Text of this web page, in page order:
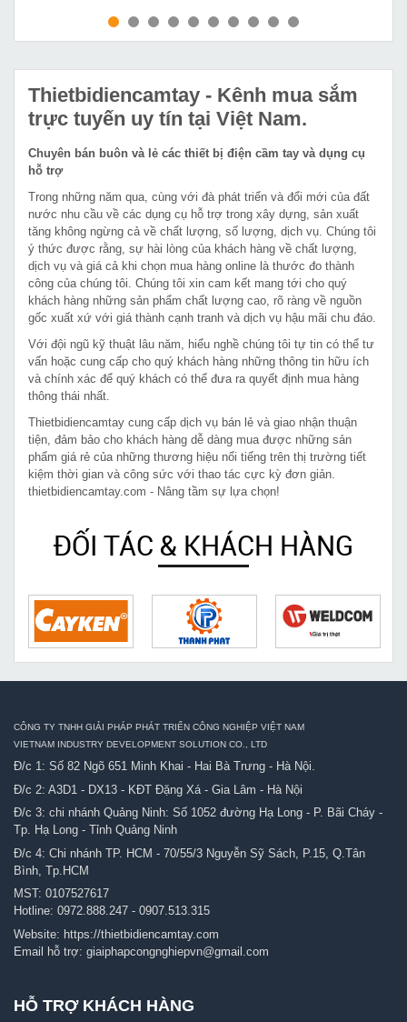
MUA NGAY MUA NGAY
Thietbidiencamtay - Kênh mua sắm
trực tuyến uy tín tại Việt Nam.
Chuyên bán buôn và lẻ các thiết bị điện cầm tay và dụng cụ
hỗ trợ
Trong những năm qua, cùng với đà phát triển và đổi mới của đất
nước nhu cầu về các dụng cụ hỗ trợ trong xây dựng, sản xuất
tăng không ngừng cả về chất lượng, số lượng, dịch vụ. Chúng tôi
ý thức được rằng, sự hài lòng của khách hàng về chất lượng,
dịch vụ và giá cả khi chọn mua hàng online là thước đo thành
công của chúng tôi. Chúng tôi xin cam kết mang tới cho quý
khách hàng những sản phẩm chất lượng cao, rõ ràng về nguồn
gốc xuất xứ với giá thành cạnh tranh và dịch vụ hậu mãi chu đáo.
Với đội ngũ kỹ thuật lâu năm, hiểu nghề chúng tôi tự tin có thể tư
vấn hoặc cung cấp cho quý khách hàng những thông tin hữu ích
và chính xác để quý khách có thể đưa ra quyết định mua hàng
thông thái nhất.
Thietbidiencamtay cung cấp dịch vụ bán lẻ và giao nhận thuận
tiện, đảm bảo cho khách hàng dễ dàng mua được những sản
phẩm giá rẻ của những thương hiệu nổi tiếng trên thị trường tiết
kiệm thời gian và công sức với thao tác cực kỳ đơn giản.
thietbidiencamtay.com - Nâng tầm sự lựa chọn!
ĐỐI TÁC & KHÁCH HÀNG
CÔNG TY TNHH GIẢI PHÁP PHÁT TRIỂN CÔNG NGHIỆP VIỆT NAM
VIETNAM INDUSTRY DEVELOPMENT SOLUTION CO., LTD
Đ/c 1: Số 82 Ngõ 651 Minh Khai - Hai Bà Trưng - Hà Nội.
Đ/c 2: A3D1 - DX13 - KĐT Đặng Xá - Gia Lâm - Hà Nội
Đ/c 3: chi nhánh Quảng Ninh: Số 1052 đường Hạ Long - P. Bãi Cháy -
Tp. Hạ Long - Tỉnh Quảng Ninh
Đ/c 4: Chi nhánh TP. HCM - 70/55/3 Nguyễn Sỹ Sách, P.15, Q.Tân
Bình, Tp.HCM
MST: 0107527617
Hotline: 0972.888.247 - 0907.513.315
Website: https://thietbidiencamtay.com
Email hỗ trợ: giaiphapcongnghiepvn@gmail.com
HỖ TRỢ KHÁCH HÀNG